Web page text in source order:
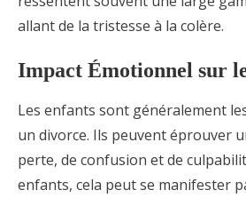
allant de la tristesse à la colère.
Impact Émotionnel sur
Les enfants sont généralement
un divorce. Ils peuvent éprouver
perte, de confusion et de
enfants, cela peut se manifester